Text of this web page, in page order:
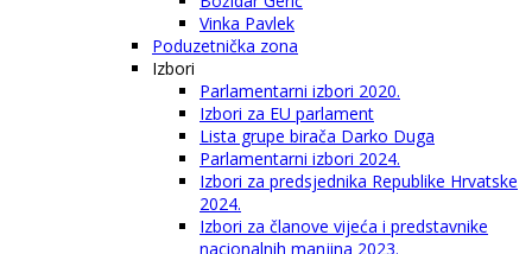
Vinka Pavlek
Poduzetnička zona
Izbori
Parlamentarni izbori 2020.
Izbori za EU parlament
Lista grupe birača Darko Duga
Parlamentarni izbori 2024.
Izbori za predsjednika Republike Hrvatske
2024.
Izbori za članove vijeća i predstavnike
nacionalnih manjina 2023.